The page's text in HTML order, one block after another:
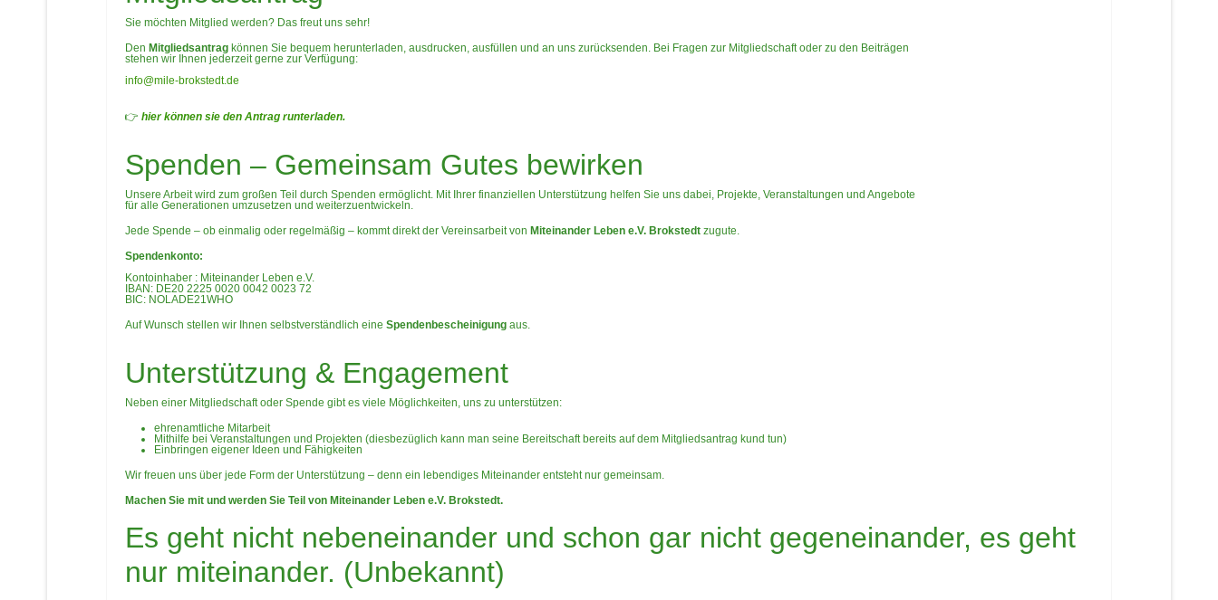
Sie möchten Mitglied werden? Das freut uns sehr!
Den Mitgliedsantrag können Sie bequem herunterladen, ausdrucken, ausfüllen und an uns zurücksenden. Bei Fragen zur Mitgliedschaft oder zu den Beiträgen
stehen wir Ihnen jederzeit gerne zur Verfügung:
info@mile-brokstedt.de
👉 hier können sie den Antrag runterladen.
Spenden – Gemeinsam Gutes bewirken
Unsere Arbeit wird zum großen Teil durch Spenden ermöglicht. Mit Ihrer finanziellen Unterstützung helfen Sie uns dabei, Projekte, Veranstaltungen und Angebote
für alle Generationen umzusetzen und weiterzuentwickeln.
Jede Spende – ob einmalig oder regelmäßig – kommt direkt der Vereinsarbeit von Miteinander Leben e.V. Brokstedt zugute.
Spendenkonto:
Kontoinhaber : Miteinander Leben e.V.
IBAN: DE20 2225 0020 0042 0023 72
BIC: NOLADE21WHO
Auf Wunsch stellen wir Ihnen selbstverständlich eine Spendenbescheinigung aus.
Unterstützung & Engagement
Neben einer Mitgliedschaft oder Spende gibt es viele Möglichkeiten, uns zu unterstützen:
ehrenamtliche Mitarbeit
Mithilfe bei Veranstaltungen und Projekten (diesbezüglich kann man seine Bereitschaft bereits auf dem Mitgliedsantrag kund tun)
Einbringen eigener Ideen und Fähigkeiten
Wir freuen uns über jede Form der Unterstützung – denn ein lebendiges Miteinander entsteht nur gemeinsam.
Machen Sie mit und werden Sie Teil von Miteinander Leben e.V. Brokstedt.
Es geht nicht nebeneinander und schon gar nicht gegeneinander, es geht
nur miteinander. (Unbekannt)